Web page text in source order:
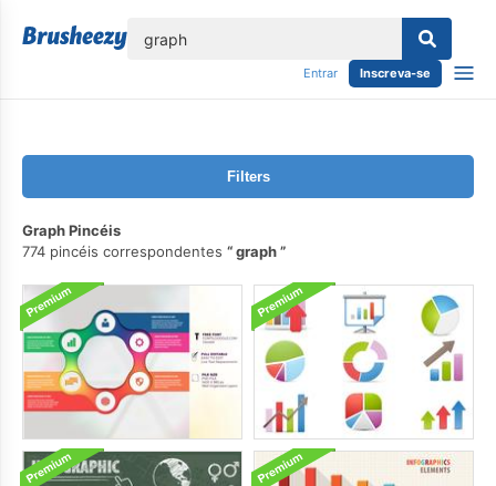
Entrar Inscreva-se
Filters
Graph Pincéis
774 pincéis correspondentes
graph